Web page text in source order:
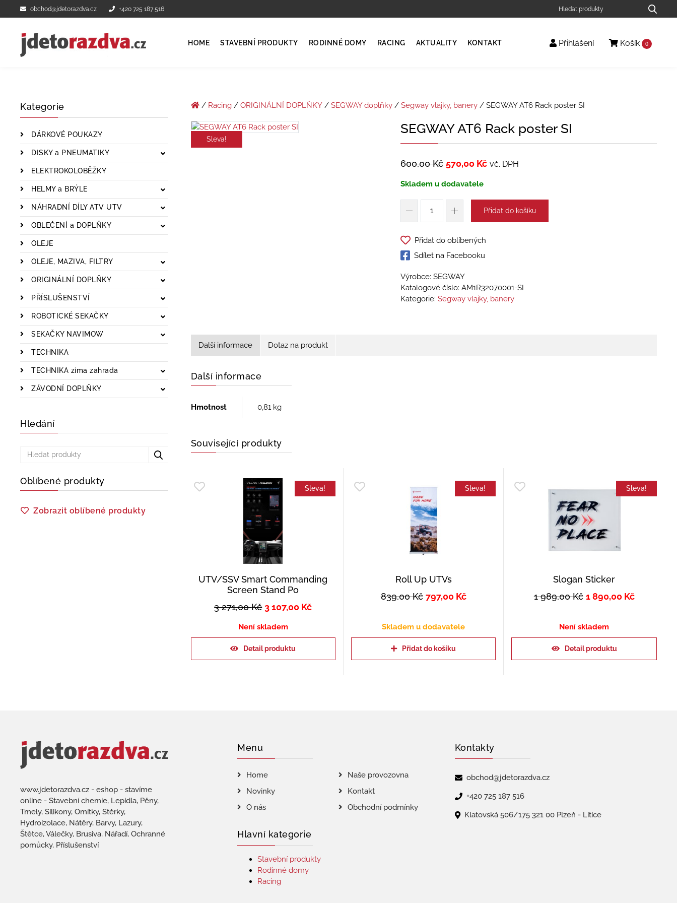
obchod@jdetorazdva.cz +420 725 187 516
HOME STAVEBNÍ PRODUKTY RODINNÉ DOMY RACING AKTUALITY KONTAKT Přihlášení Košík 0
Kategorie
DÁRKOVÉ POUKAZY
DISKY a PNEUMATIKY
ELEKTROKOLOBĚŽKY
HELMY a BRÝLE
NÁHRADNÍ DÍLY ATV UTV
OBLEČENÍ a DOPLŇKY
OLEJE
OLEJE, MAZIVA, FILTRY
ORIGINÁLNÍ DOPLŇKY
PŘÍSLUŠENSTVÍ
ROBOTICKÉ SEKAČKY
SEKAČKY NAVIMOW
TECHNIKA
TECHNIKA zima zahrada
ZÁVODNÍ DOPLŇKY
Hledání
Oblíbené produkty
Zobrazit oblíbené produkty
/ Racing/ ORIGINÁLNÍ DOPLŇKY/ SEGWAY doplňky/ Segway vlajky, banery/ SEGWAY AT6 Rack poster SI
Sleva!
SEGWAY AT6 Rack poster SI
600,00Kč 570,00 Kč vč. DPH
Skladem u dodavatele
Přidat do košíku
Přidat do oblíbených
Sdílet na Facebooku
Výrobce: SEGWAY
Katalogové číslo: AM1R32070001-SI
Kategorie: Segway vlajky, banery
Další informace Dotaz na produkt
Další informace
Hmotnost 0,81 kg
Související produkty
Sleva!
UTV/SSV Smart Commanding
Screen Stand Po
3 271,00Kč 3 107,00 Kč
Není skladem
Detail produktu
Sleva!
Roll Up UTVs
839,00Kč 797,00 Kč
Skladem u dodavatele
Přidat do košíku
Sleva!
Slogan Sticker
1 989,00Kč 1 890,00 Kč
Není skladem
Detail produktu
www.jdetorazdva.cz - eshop - stavíme
online - Stavební chemie, Lepidla, Pěny,
Tmely, Silikony, Omítky, Stěrky,
Hydroizolace, Nátěry, Barvy, Lazury,
Štětce, Válečky, Brusiva, Nářadí, Ochranné
pomůcky, Příslušenství
Menu
Home
Naše provozovna
Novinky
Kontakt
O nás
Obchodní podmínky
Hlavní kategorie
Stavební produkty
Rodinné domy
Racing
Kontakty
obchod@jdetorazdva.cz
+420 725 187 516
Klatovská 506/175 321 00 Plzeň - Litice